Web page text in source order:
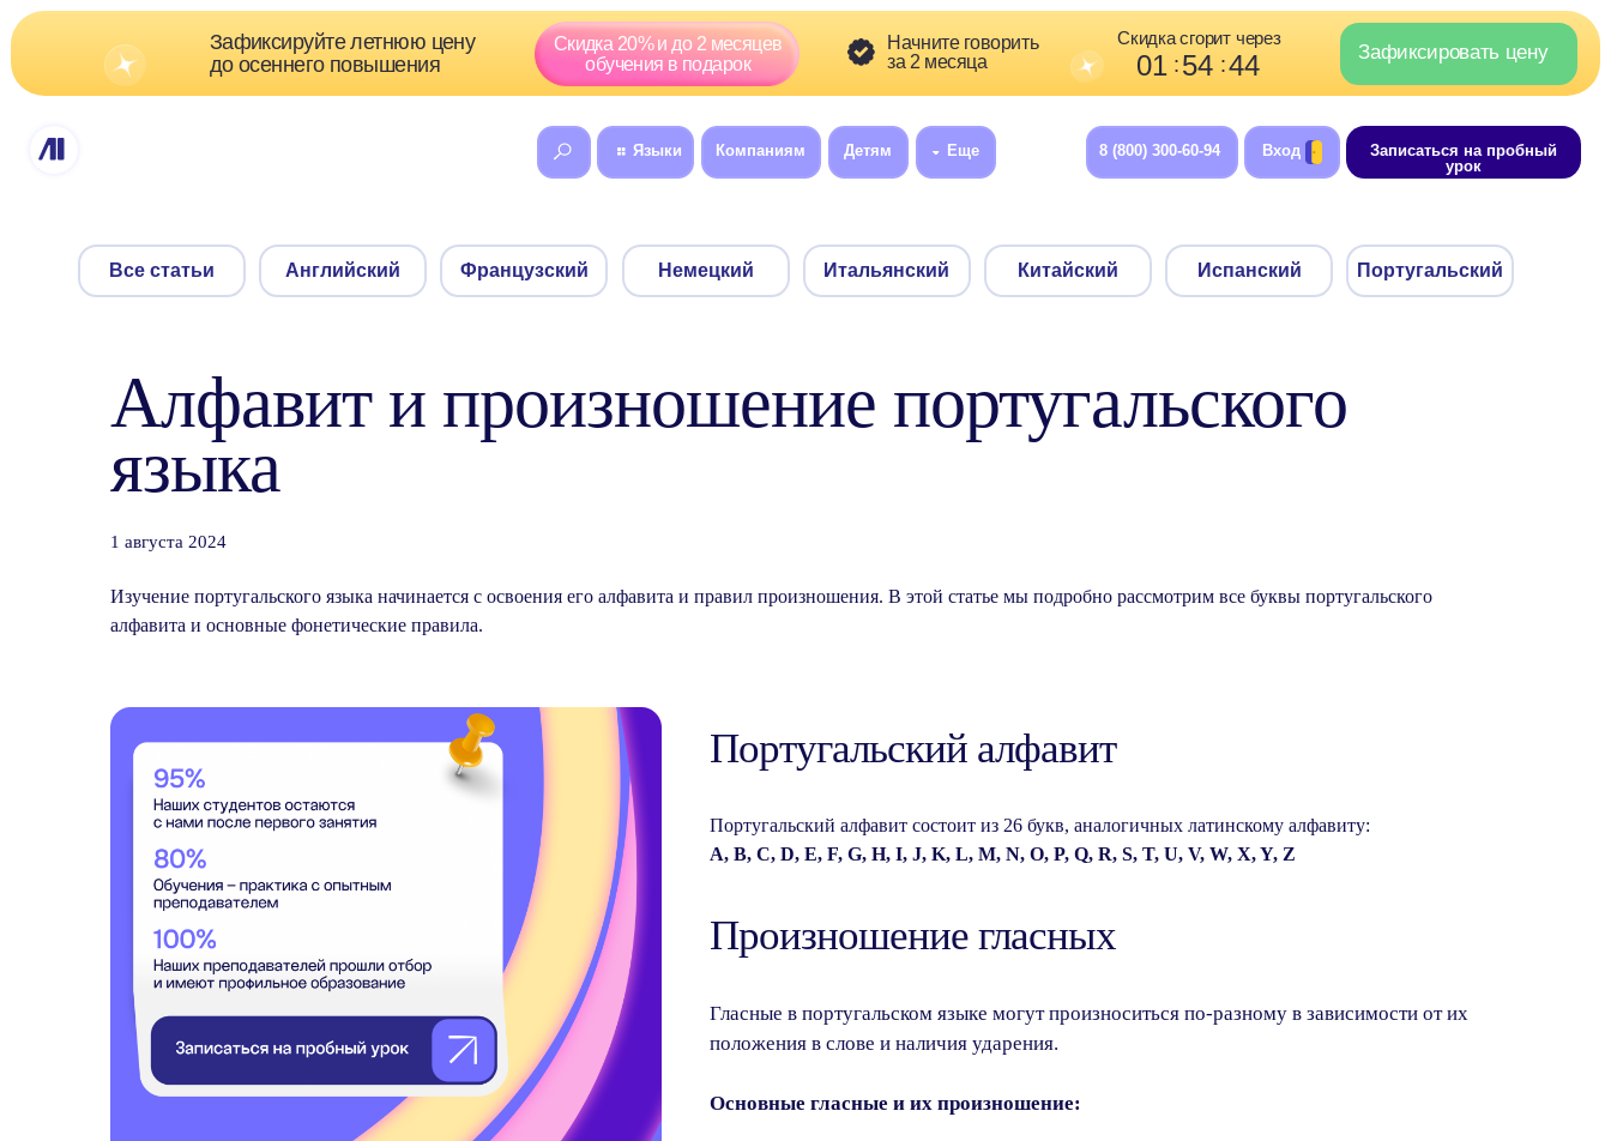
Зафиксировать цену
Начните говорить
за 2 месяца
Скидка 20% и до 2 месяцев
обучения в подарок
Зафиксируйте летнюю цену
до осеннего повышения
01 :
54 43
Скидка сгорит через
Языки Компаниям 8 (800) 300-60-94 Записаться на пробный
урок
Все статьи Английский Французский Немецкий Итальянский Китайский Испанский Португальский
Алфавит и произношение португальского
языка
1 августа 2024
Изучение португальского языка начинается с освоения его алфавита и правил произношения. В этой статье мы подробно рассмотрим все буквы португальского
алфавита и основные фонетические правила.
Португальский алфавит
Португальский алфавит состоит из 26 букв, аналогичных латинскому алфавиту:
A, B, C, D, E, F, G, H, I, J, K, L, M, N, O, P, Q, R, S, T, U, V, W, X, Y, Z
Произношение гласных
Гласные в португальском языке могут произноситься по-разному в зависимости от их
положения в слове и наличия ударения.
Основные гласные и их произношение: